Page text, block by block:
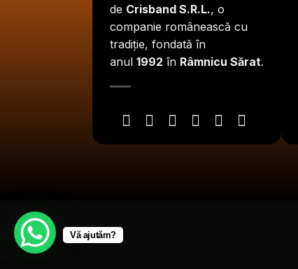
de Crisband S.R.L., o
companie românească cu
tradiție, fondată în
anul 1992 în Râmnicu Sărat.
Vă ajutăm?